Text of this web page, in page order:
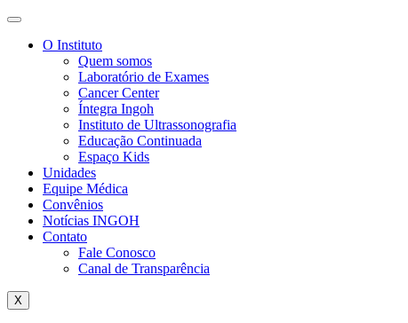
O Instituto
Quem somos
Laboratório de Exames
Cancer Center
Íntegra Ingoh
Instituto de Ultrassonografia
Educação Continuada
Espaço Kids
Unidades
Equipe Médica
Convênios
Notícias INGOH
Contato
Fale Conosco
Canal de Transparência
X